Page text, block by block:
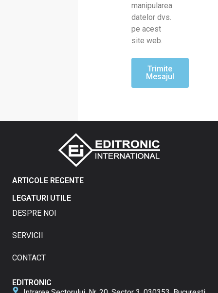
manipularea
datelor dvs.
pe acest
site web.
Trimite
Mesajul
ARTICOLE RECENTE
LEGATURI UTILE
DESPRE NOI
SERVICII
CONTACT
EDITRONIC